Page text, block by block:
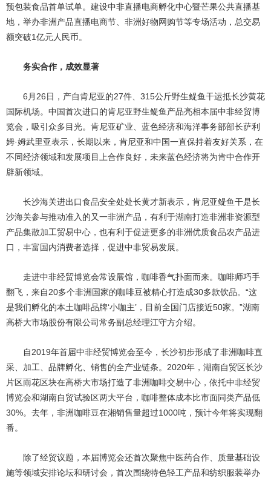
预包装食品首单试单。建设中非直播电商孵化中心暨芒果公共直播基
地，举办非洲产品直播电商节、非洲好物网购节等专场活动，总交易
额突破1亿元人民币。
务实合作，成效显著
6月26日，产自肯尼亚的27件、315公斤野生鳀鱼干运抵长沙黄花
国际机场。中国首次进口的肯尼亚野生鳀鱼产品亮相本届中非经贸博
览会，吸引众多目光。肯尼亚矿业、蓝色经济和海洋事务部部长萨利
姆·姆武里亚表示，长期以来，肯尼亚和中国一直保持着友好关系，在
不同经济领域和发展项目上合作良好，未来蓝色经济将为肯中合作开
辟新领域。
长沙海关进出口食品安全处处长黄才新表示，肯尼亚鳀鱼干是长
沙海关参与推动准入的又一非洲产品，有利于湖南打造非洲非资源型
产品集散加工贸易中心，也有利于促进更多的非洲优质食品农产品进
口，丰富国内消费者选择，促进中非贸易发展。
走进中非经贸博览会常设展馆，咖啡香气扑面而来。咖啡师巧手
翻飞，来自20多个非洲国家的咖啡豆被精心打造成30多款饮品。“这
是我们孵化的本土咖啡品牌‘小咖主’，目前全国门店接近50家。”湖南
高桥大市场股份有限公司常务副总经理江守方介绍。
自2019年首届中非经贸博览会至今，长沙初步形成了非洲咖啡直
采、加工、品牌孵化、销售的全产业链条。2020年，湖南自贸区长沙
片区雨花区块在高桥大市场打造了非洲咖啡交易中心，依托中非经贸
博览会和湖南自贸试验区两大平台，咖啡整体成本比市面同类产品低
30%。去年，非洲咖啡豆在湘销售量超过1000吨，预计今年将实现翻
番。
除了经贸议题，本届博览会还首次聚焦中医药合作、质量基础设
施等领域安排论坛和研讨会，首次围绕特色轻工产品和纺织服装举办